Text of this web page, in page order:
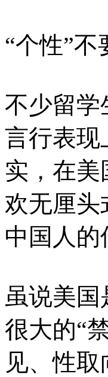
“个性”不
不少留学
言行表现
实，在美
欢无厘头
中国人
虽说美国
很大的“
见、性